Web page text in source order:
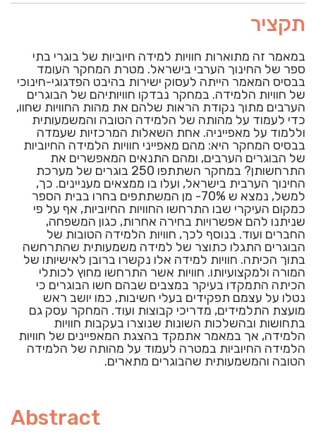
תקציר
במאמר זה מתוארות חוויות למידה חיוביות של בוגרי בתי
ספר של החינוך הערבי בישראל. מטרת המחקר העומד
בבסיס המאמר הייתה לעסוק ישירות בהיבט הפדגוגי-חינוכי
של חוויות הלמידה. במחקר נבדקו חוויותיהם של הבוגרים
הערבים מתוך נקודת הראות שלהם את מהות החוויות שחוו,
כדי לעמוד על מהותה של הלמידה הטובה והמשמעותית
וללמוד על מאפייניה. אחת השאלות המרכזיות שעמדה
בבסיס המחקר היא: מהם מאפייני חוויות הלמידה החיוביות
של הבוגרים הערבים, ומהם התנאים המאפשרים את
התרחשותן? במחקר השתתפו 250 בוגרים של מערכת
החינוך הערבית בישראל, ועלו בו ממצאים מעניינים. כך,
למשל, נמצא ש 70%- מן המשתתפים בחרו בבית הספר
כמקום העיקרי שבו התרחשו החוויות החיוביות, אף על פי
שניתנו להם אפשרויות בחירה אחרות, כגון המשפחה,
החברים ועוד. בנוסף לכך, חוויות הלמידה הטובות של
הבוגרים התגלו כתוצר של למידה משמעותית שהתרחשה
בתוך הכיתה. חוויות למידה אלו נקשרו ברובן לאישיותו של
המורה ולמקצועיותו. חוויות אשר התרחשו מחוץ לכותלי
הכיתה התמקדו בעיקר במצבים שבהם חשו הבוגרים כי
נטלו על עצמם תפקידים בעלי חשיבות, כמו יושב ראש
מועצת התלמידים, מדריכי קבוצות ועוד. המחקר עסק גם
בתחושות ובהשלכות השונות שנוצרו בעקבות חוויות
הלמידה, אך במאמר אתמקד בהצגת המאפיינים של חוויות
הלמידה החיוביות במטרה לעמוד על מהותה של הלמידה
הטובה והמשמעותית שהבוגרים מתארים.
Abstract